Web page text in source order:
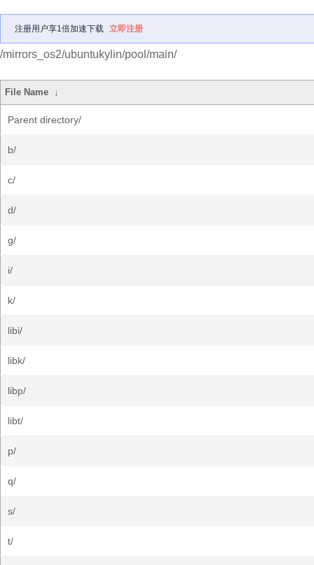
注册用户享1倍加速下载 立即注册
/mirrors_os2/ubuntukylin/pool/main/
File Name ↓
Parent directory/
b/
c/
d/
g/
i/
k/
libi/
libk/
libp/
libt/
p/
q/
s/
t/